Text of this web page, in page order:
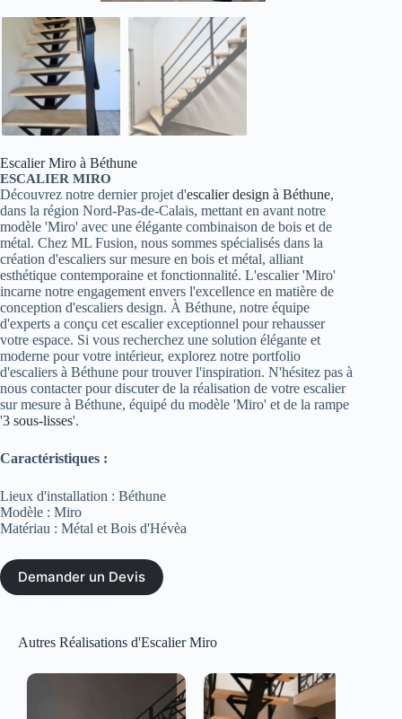
Escalier Miro à Béthune
ESCALIER MIRO
Découvrez notre dernier projet d'escalier design à Béthune,
dans la région Nord-Pas-de-Calais, mettant en avant notre
modèle 'Miro' avec une élégante combinaison de bois et de
métal. Chez ML Fusion, nous sommes spécialisés dans la
création d'escaliers sur mesure en bois et métal, alliant
esthétique contemporaine et fonctionnalité. L'escalier 'Miro'
incarne notre engagement envers l'excellence en matière de
conception d'escaliers design. À Béthune, notre équipe
d'experts a conçu cet escalier exceptionnel pour rehausser
votre espace. Si vous recherchez une solution élégante et
moderne pour votre intérieur, explorez notre portfolio
d'escaliers à Béthune pour trouver l'inspiration. N'hésitez pas à
nous contacter pour discuter de la réalisation de votre escalier
sur mesure à Béthune, équipé du modèle 'Miro' et de la rampe
'3 sous-lisses'.
Caractéristiques :
Lieux d'installation : Béthune
Modèle : Miro
Matériau : Métal et Bois d'Hévèa
Demander un Devis
Autres Réalisations d'Escalier Miro